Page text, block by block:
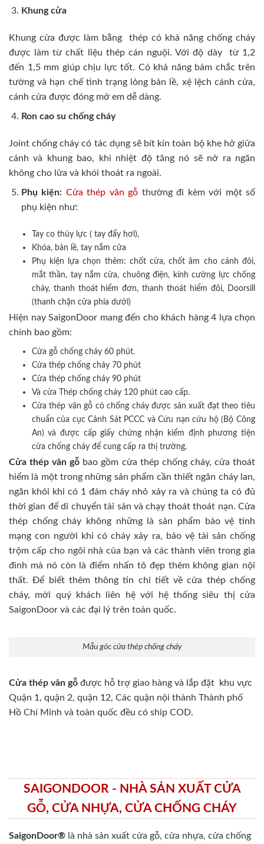
Khung cửa
Khung cửa được làm bằng thép có khả năng chống cháy
được làm từ chất liệu thép cán nguội. Với độ dày từ 1,2
đến 1,5 mm giúp chịu lực tốt. Có khả năng bám chắc trên
tường và hạn chế tình trạng lỏng bản lề, xệ lệch cánh cửa,
cánh cửa được đóng mở em dễ dàng.
Ron cao su chống cháy
Joint chống cháy có tác dụng sẽ bít kín toàn bộ khe hở giữa
cánh và khung bao, khi nhiệt độ tăng nó sẽ nở ra ngăn
không cho lửa và khói thoát ra ngoài.
Phụ kiện: Cửa thép vân gỗ thường đi kèm với một số
phụ kiện như:
Tay co thủy lực ( tay đẩy hơi),
Khóa, bản lề, tay nắm cửa
Phụ kiện lựa chọn thêm: chốt cửa, chốt âm cho cánh đôi,
mắt thần, tay nắm cửa, chuông điện, kính cường lực chống
cháy, thanh thoát hiểm đơn, thanh thoát hiểm đôi, Doorsill
(thanh chặn cửa phía dưới)
Hiện nay SaigonDoor mang đến cho khách hàng 4 lựa chọn
chính bao gồm:
Cửa gỗ chống cháy 60 phút.
Cửa thép chống cháy 70 phút
Cửa thép chống cháy 90 phút
Và cửa Thép chống cháy 120 phút cao cấp.
Cửa thép vân gỗ có chống cháy được sản xuất đạt theo tiêu
chuẩn của cục Cảnh Sát PCCC và Cứu nạn cứu hộ (Bộ Công
An) và được cấp giấy chứng nhận kiểm định phương tiện
cửa chống cháy để cung cấp ra thị trường.
Cửa thép vân gỗ bao gồm cửa thép chống cháy, cửa thoát
hiểm là một trong những sản phẩm cần thiết ngăn cháy lan,
ngăn khói khi có 1 đám cháy nhỏ xảy ra và chúng ta có đủ
thời gian để di chuyển tài sản và chạy thoát thoát nạn. Cửa
thép chống cháy không những là sản phẩm bảo vệ tính
mạng con người khi có cháy xảy ra, bảo vệ tài sản chống
trộm cấp cho ngôi nhà của bạn và các thành viên trong gia
đình mà nó còn là điểm nhấn tô đẹp thêm không gian nội
thất. Để biết thêm thông tin chi tiết về cửa thép chống
cháy, mời quý khách liên hệ với hệ thống siêu thị cửa
SaigonDoor và các đại lý trên toàn quốc.
Mẫu góc cửa thép chống cháy
Cửa thép vân gỗ được hỗ trợ giao hàng và lắp đặt khu vực
Quận 1, quận 2, quận 12, Các quận nội thành Thành phố
Hồ Chí Minh và toàn quốc đều có ship COD.
SAIGONDOOR - NHÀ SẢN XUẤT CỬA
GỖ, CỬA NHỰA, CỬA CHỐNG CHÁY
SaigonDoor® là nhà sản xuất cửa gỗ, cửa nhựa, cửa chống